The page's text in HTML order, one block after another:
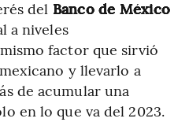
del Banco de México
a niveles
factor que sirvió
y llevarlo a
de acumular una
en lo que va del 2023.